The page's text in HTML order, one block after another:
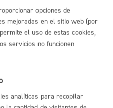
de Donostia / San
opciones de
mejoradas en el sitio web (por
el uso de estas cookies,
servicios no funcionen
analíticas para recopilar